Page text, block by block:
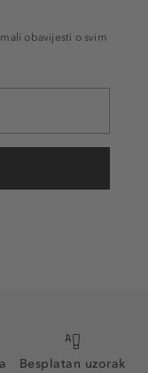
obavijesti o svim
Besplatan uzorak